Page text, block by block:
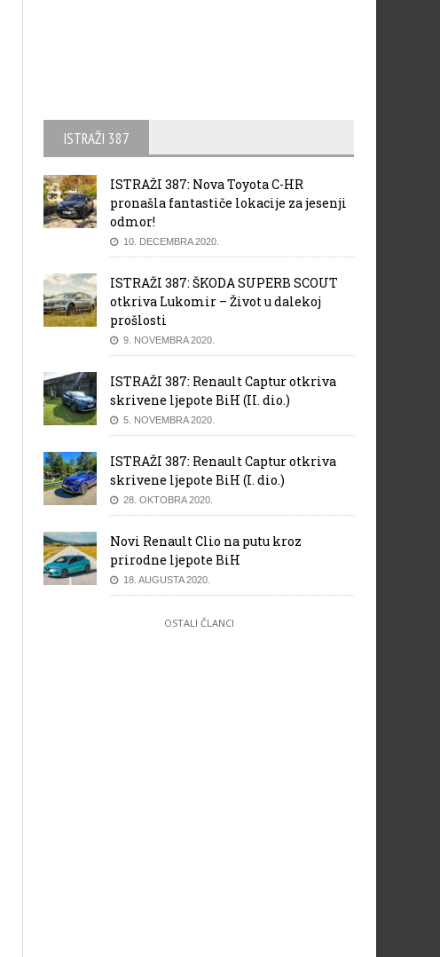
ISTRAŽI 387
ISTRAŽI 387: Nova Toyota C-HR
pronašla fantastiče lokacije za jesenji
odmor!
10. DECEMBRA 2020.
ISTRAŽI 387: ŠKODA SUPERB SCOUT
otkriva Lukomir – Život u dalekoj
prošlosti
9. NOVEMBRA 2020.
ISTRAŽI 387: Renault Captur otkriva
skrivene ljepote BiH (II. dio.)
5. NOVEMBRA 2020.
ISTRAŽI 387: Renault Captur otkriva
skrivene ljepote BiH (I. dio.)
28. OKTOBRA 2020.
Novi Renault Clio na putu kroz
prirodne ljepote BiH
18. AUGUSTA 2020.
OSTALI ČLANCI